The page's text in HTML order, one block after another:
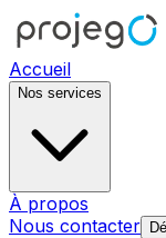
Accueil
Nos services
À propos
Nous contacter